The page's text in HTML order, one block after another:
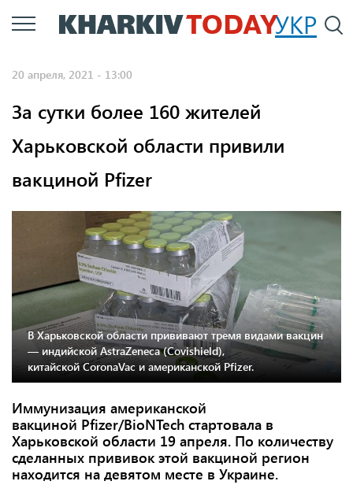
Перейти
к
УКР
20 апреля, 2021 - 13:00
За сутки более 160 жителей
Харьковской области привили
вакциной Pfizer
В Харьковской области прививают тремя видами вакцин
— индийской AstraZeneca (Covishield),
китайской CoronaVac и американской Pfizer.
Иммунизация американской
вакциной Pfizer/BioNTech стартовала в
Харьковской области 19 апреля. По количеству
сделанных прививок этой вакциной регион
находится на девятом месте в Украине.